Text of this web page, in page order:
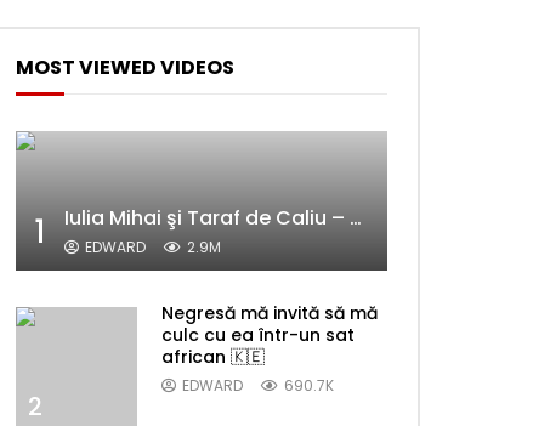
MOST VIEWED VIDEOS
1 Iulia Mihai şi Taraf de Caliu – Alelele sălcioară (@#VedetaPopulară)
EDWARD 2.9M
2
Negresă mă invită să mă
culc cu ea într-un sat
african 🇰🇪
EDWARD 690.7K